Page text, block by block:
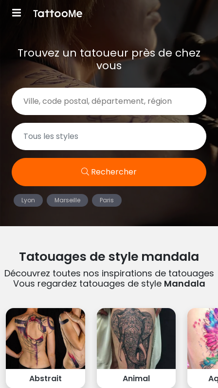
Trouvez un tatoueur près de chez
vous
Rechercher
Lyon Marseille Paris
Tatouages de style mandala
Découvrez toutes nos inspirations de tatouages
Vous regardez tatouages de style Mandala
Abstrait Animal